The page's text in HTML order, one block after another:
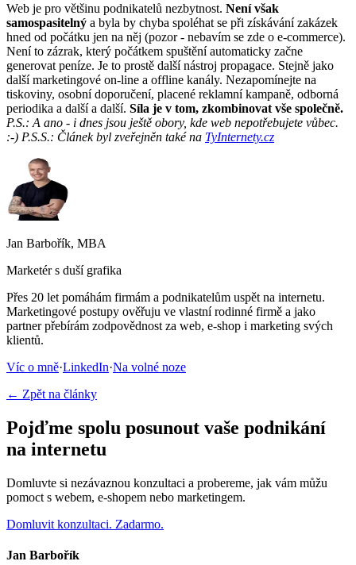
Web je pro většinu podnikatelů nezbytnost. Není však
samospasitelný a byla by chyba spoléhat se při získávání zakázek
hned od počátku jen na něj (pozor - nebavím se zde o e-commerce).
Není to zázrak, který počátkem spuštění automaticky začne
generovat peníze. Je to prostě další nástroj propagace. Stejně jako
další marketingové on-line a offline kanály. Nezapomínejte na
tiskoviny, osobní doporučení, placené reklamní kampaně, odborná
periodika a další a další. Síla je v tom, zkombinovat vše společně.
P.S.: A ano - i dnes jsou ještě obory, kde web nepotřebujete vůbec.
:-) P.S.S.: Článek byl zveřejněn také na TyInternety.cz
Jan Barbořík, MBA
Marketér s duší grafika
Přes 20 let pomáhám firmám a podnikatelům uspět na internetu.
Marketingové postupy ověřuju ve vlastní rodinné firmě a jako
partner přebírám zodpovědnost za web, e-shop i marketing svých
klientů.
Víc o mně·LinkedIn·Na volné noze
← Zpět na články
Pojďme spolu posunout vaše podnikání
na internetu
Domluvte si nezávaznou konzultaci a probereme, jak vám můžu
pomoct s webem, e-shopem nebo marketingem.
Domluvit konzultaci. Zadarmo.
Jan Barbořík